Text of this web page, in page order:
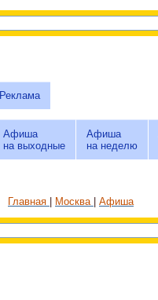
Реклама
Афиша
на выходные
Афиша
на неделю
Главная Москва Афиша